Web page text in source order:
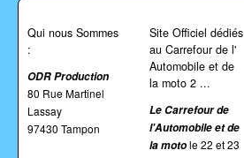
Qui nous Sommes
:
ODR Production
80 Rue Martinel
Lassay
97430 Tampon
Site Officiel dédiés
au Carrefour de l'
Automobile et de
la moto 2 ...
LeCarrefour de
l'Automobile et de
la motole 22 et 23